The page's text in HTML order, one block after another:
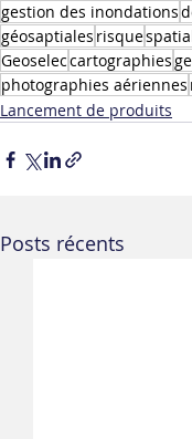
gestion des inondations
géosaptiales risque
Geoseleccartographies
photographies aériennes
Lancement de produits
Posts récents